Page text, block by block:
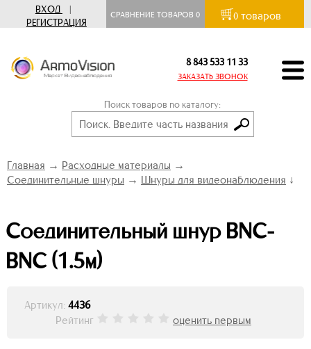
ВХОД
|
РЕГИСТРАЦИЯ
СРАВНЕНИЕ ТОВАРОВ0 0 товаров
8 843 533 11 33
ЗАКАЗАТЬ ЗВОНОК
Поиск товаров по каталогу:
Главная → Расходные материалы →
Соединительные шнуры → Шнуры для видеонаблюдения ↓
Соединительный шнур BNC-
BNC (1.5м)
Артикул: 4436
Рейтинг
оценить первым